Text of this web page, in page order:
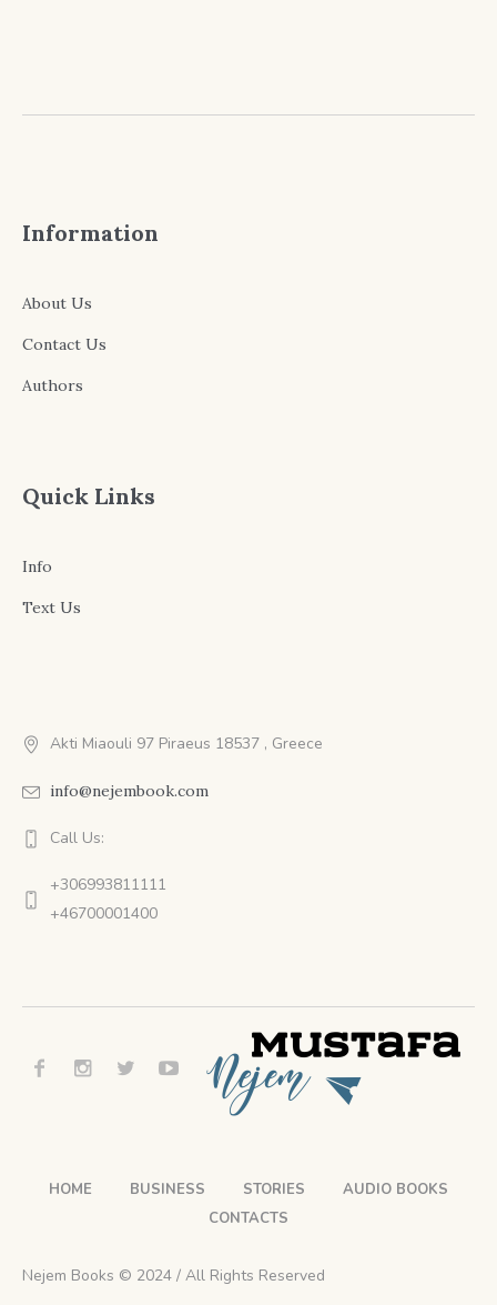
Information
About Us
Contact Us
Authors
Quick Links
Info
Text Us
Akti Miaouli 97 Piraeus 18537 , Greece
info@nejembook.com
Call Us:
+306993811111
+46700001400
HOME BUSINESS STORIES
AUDIO BOOKS
CONTACTS
Nejem Books © 2024 / All Rights Reserved